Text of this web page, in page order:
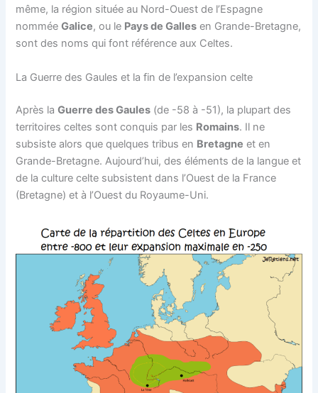
même, la région située au Nord-Ouest de l’Espagne
nomméeGalice, ou le Pays de Galles en Grande-Bretagne,
sont des noms qui font référence aux Celtes.
La Guerre des Gaules et la fin de l’expansion celte
Après laGuerre des Gaules (de -58 à -51), la plupart des
territoires celtes sont conquis par les Romains. Il ne
subsiste alors que quelques tribus en Bretagne et en
Grande-Bretagne. Aujourd’hui, des éléments de la langue et
de la culture celte subsistent dans l’Ouest de la France
(Bretagne) et à l’Ouest du Royaume-Uni.